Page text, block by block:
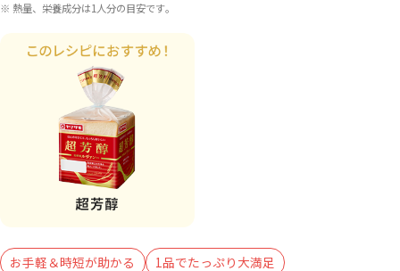
※ 熱量、栄養成分は1人分の目安です。
お手軽＆時短が助かる
1品でたっぷり大満足